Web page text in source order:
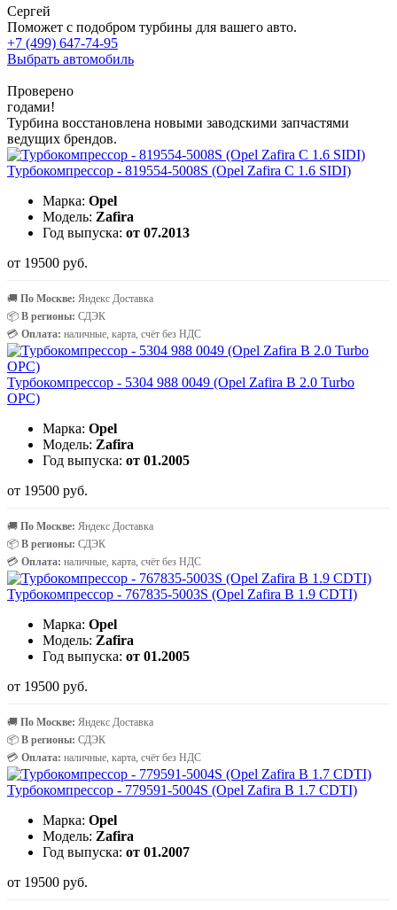
Сергей
Поможет с подобром турбины для вашего авто.
+7 (499) 647-74-95
Выбрать автомобиль
Проверено
годами!
Турбина восстановлена новыми заводскими запчастями
ведущих брендов.
Турбокомпрессор - 819554-5008S (Opel Zafira C 1.6 SIDI)
Марка: Opel
Модель: Zafira
Год выпуска: от 07.2013
от 19500 руб.
🚚 По Москве: Яндекс Доставка
📦 В регионы: СДЭК
💳 Оплата: наличные, карта, счёт без НДС
Турбокомпрессор - 5304 988 0049 (Opel Zafira B 2.0 Turbo
OPC)
Марка: Opel
Модель: Zafira
Год выпуска: от 01.2005
от 19500 руб.
🚚 По Москве: Яндекс Доставка
📦 В регионы: СДЭК
💳 Оплата: наличные, карта, счёт без НДС
Турбокомпрессор - 767835-5003S (Opel Zafira B 1.9 CDTI)
Марка: Opel
Модель: Zafira
Год выпуска: от 01.2005
от 19500 руб.
🚚 По Москве: Яндекс Доставка
📦 В регионы: СДЭК
💳 Оплата: наличные, карта, счёт без НДС
Турбокомпрессор - 779591-5004S (Opel Zafira B 1.7 CDTI)
Марка: Opel
Модель: Zafira
Год выпуска: от 01.2007
от 19500 руб.